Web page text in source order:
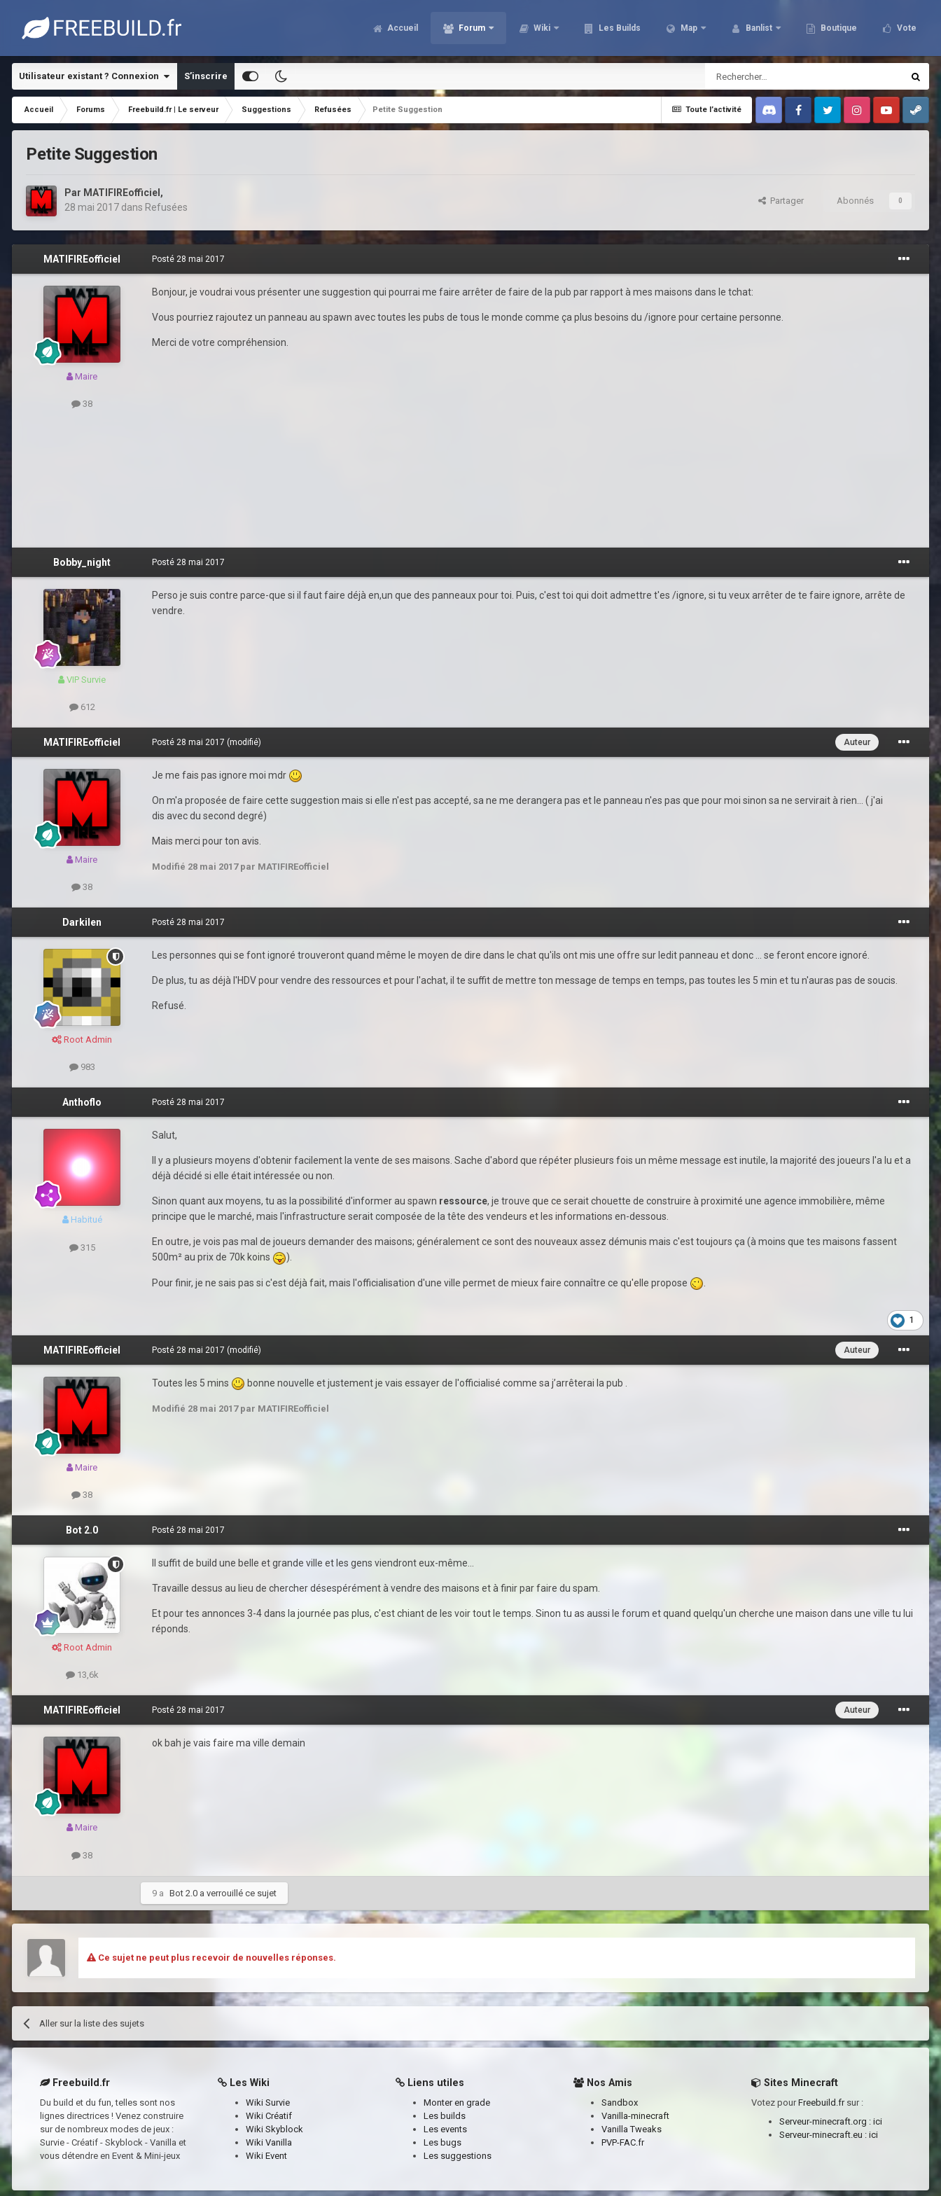
Accueil Forum Wiki Les Builds Map Banlist Boutique Vote
Utilisateur existant ? Connexion S’inscrire
Toute l’activité
Accueil Forums Freebuild.fr | Le serveur Suggestions Refusées
Petite Suggestion
Discord FacebookTwitter InstagramYoutubeSteam
Petite Suggestion
Par MATIFIREofficiel ,
28 mai 2017 dans Refusées
Partager Abonnés 0
MATIFIREofficiel
Maire
38
Posté 28 mai 2017
Bonjour, je voudrai vous présenter une suggestion qui pourrai me faire arrêter de faire de la pub par rapport à mes maisons dans le tchat:
Vous pourriez rajoutez un panneau au spawn avec toutes les pubs de tous le monde comme ça plus besoins du /ignore pour certaine personne.
Merci de votre compréhension.
Bobby_night
VIP Survie
612
Posté 28 mai 2017
Perso je suis contre parce-que si il faut faire déjà en,un que des panneaux pour toi. Puis, c'est toi qui doit admettre t'es /ignore, si tu veux arrêter de te faire ignore, arrête de
vendre.
MATIFIREofficiel
Maire
38
Auteur
Posté 28 mai 2017 (modifié)
Je me fais pas ignore moi mdr
On m'a proposée de faire cette suggestion mais si elle n'est pas accepté, sa ne me derangera pas et le panneau n'es pas que pour moi sinon sa ne servirait à rien... ( j'ai
dis avec du second degré)
Mais merci pour ton avis.
Modifié 28 mai 2017par MATIFIREofficiel
Darkilen
Root Admin
983
Posté 28 mai 2017
Les personnes qui se font ignoré trouveront quand même le moyen de dire dans le chat qu'ils ont mis une offre sur ledit panneau et donc ... se feront encore ignoré.
De plus, tu as déjà l'HDV pour vendre des ressources et pour l'achat, il te suffit de mettre ton message de temps en temps, pas toutes les 5 min et tu n'auras pas de soucis.
Refusé.
Anthoflo
Habitué
315
Posté 28 mai 2017
Salut,
Il y a plusieurs moyens d'obtenir facilement la vente de ses maisons. Sache d'abord que répéter plusieurs fois un même message est inutile, la majorité des joueurs l'a lu et a
déjà décidé si elle était intéressée ou non.
Sinon quant aux moyens, tu as la possibilité d'informer au spawn ressource, je trouve que ce serait chouette de construire à proximité une agence immobilière, même
principe que le marché, mais l'infrastructure serait composée de la tête des vendeurs et les informations en-dessous.
En outre, je vois pas mal de joueurs demander des maisons; généralement ce sont des nouveaux assez démunis mais c'est toujours ça (à moins que tes maisons fassent
500m² au prix de 70k koins
).
Pour finir, je ne sais pas si c'est déjà fait, mais l'officialisation d'une ville permet de mieux faire connaître ce qu'elle propose
1
MATIFIREofficiel
Maire
38
Auteur
Posté 28 mai 2017 (modifié)
Toutes les 5 mins bonne nouvelle et justement je vais essayer de l'officialisé comme sa j’arrêterai la pub .
Modifié 28 mai 2017par MATIFIREofficiel
Bot 2.0
Root Admin
13,6k
Posté 28 mai 2017
Il suffit de build une belle et grande ville et les gens viendront eux-même...
Travaille dessus au lieu de chercher désespérément à vendre des maisons et à finir par faire du spam.
Et pour tes annonces 3-4 dans la journée pas plus, c'est chiant de les voir tout le temps. Sinon tu as aussi le forum et quand quelqu'un cherche une maison dans une ville tu lui
réponds.
MATIFIREofficiel
Maire
38
Auteur
Posté 28 mai 2017
ok bah je vais faire ma ville demain
9 a Bot 2.0 a verrouillé ce sujet
Ce sujet ne peut plus recevoir de nouvelles réponses.
Aller sur la liste des sujets
Freebuild.fr
Du build et du fun, telles sont nos
lignes directrices ! Venez construire
sur de nombreux modes de jeux :
Survie - Créatif - Skyblock - Vanilla et
vous détendre en Event & Mini-jeux
Les Wiki
Wiki Survie
Wiki Créatif
Wiki Skyblock
Wiki Vanilla
Wiki Event
Liens utiles
Monter en grade
Les builds
Les events
Les bugs
Les suggestions
Nos Amis
Sandbox
Vanilla-minecraft
Vanilla Tweaks
PVP-FAC.fr
Sites Minecraft
Votez pourFreebuild.frsur :
Serveur-minecraft.org : ici
Serveur-minecraft.eu : ici